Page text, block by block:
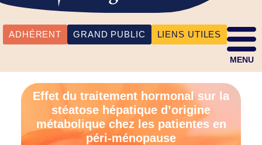
ADHÉRENT GRAND PUBLIC LIENS UTILES
MENU
Effet du traitement hormonal sur la
stéatose hépatique d’origine
métabolique chez les patientes en
péri-ménopause